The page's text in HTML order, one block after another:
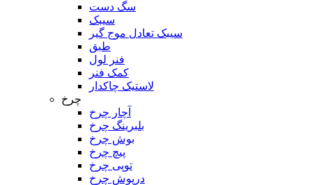
سگ دست
سیبک
سیبک تعادل موج گیر
طبق
فنر لول
کمک فنر
لاستیک چاکدار
چرخ
آچار چرخ
بلبرینگ چرخ
بوش چرخ
پیچ چرخ
توپی چرخ
درپوش چرخ